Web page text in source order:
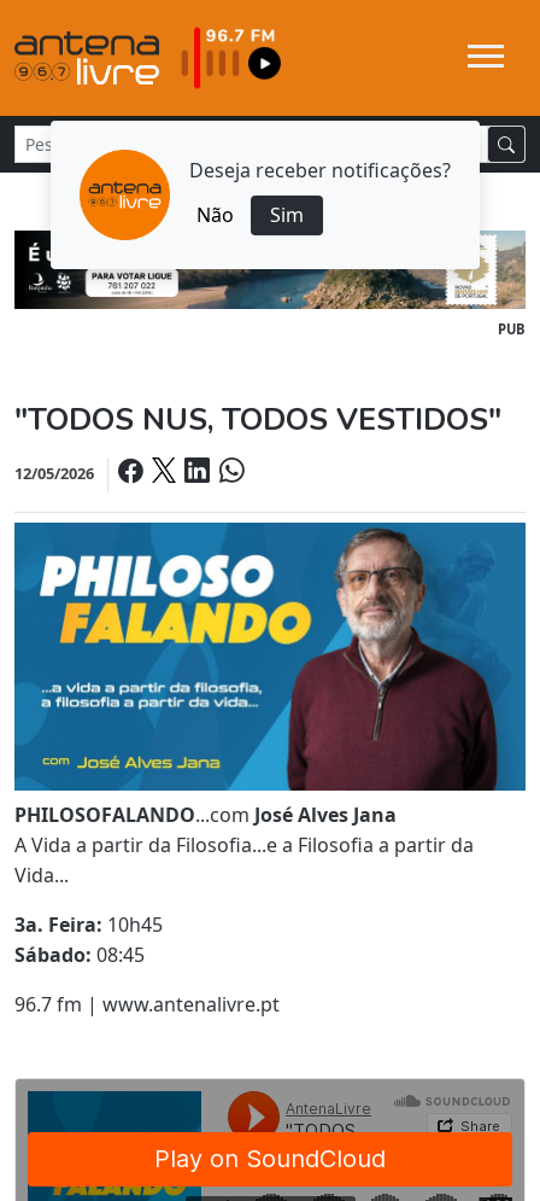
Deseja receber notificações?
Não
Sim
PUB
"TODOS NUS, TODOS VESTIDOS"
12/05/2026
PHILOSOFALANDO...com José Alves Jana
A Vida a partir da Filosofia...e a Filosofia a partir da
Vida...
3a. Feira: 10h45
Sábado: 08:45
96.7 fm | www.antenalivre.pt